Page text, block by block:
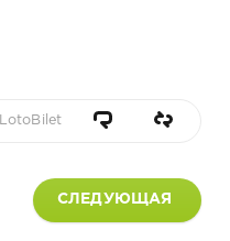
LotoBilet
СЛЕДУЮЩАЯ